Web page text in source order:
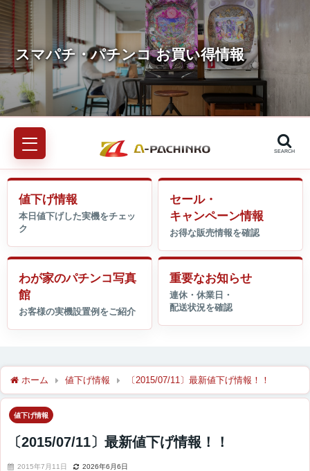
SEARCH
値下げ情報
セール・
キャンペーン情報
わが家のパチンコ写真
館
重要なお知らせ
ホーム 値下げ情報 〔2015/07/11〕最新値下げ情報！！
値下げ情報
〔2015/07/11〕最新値下げ情報！！
2015年7月11日 2026年6月6日